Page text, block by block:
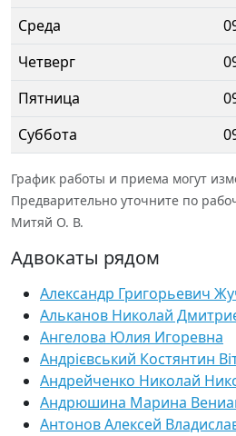
Среда
Четверг
Пятница
Суббота
График работы и приема могут
Предварительно уточните по
Митяй О. В.
Адвокаты рядом
Александр Григорьевич
Альканов Николай
Ангелова Юлия Игоревна
Андрієвський Костянтин
Андрейченко Николай
Андрюшина Марина
Антонов Алексей